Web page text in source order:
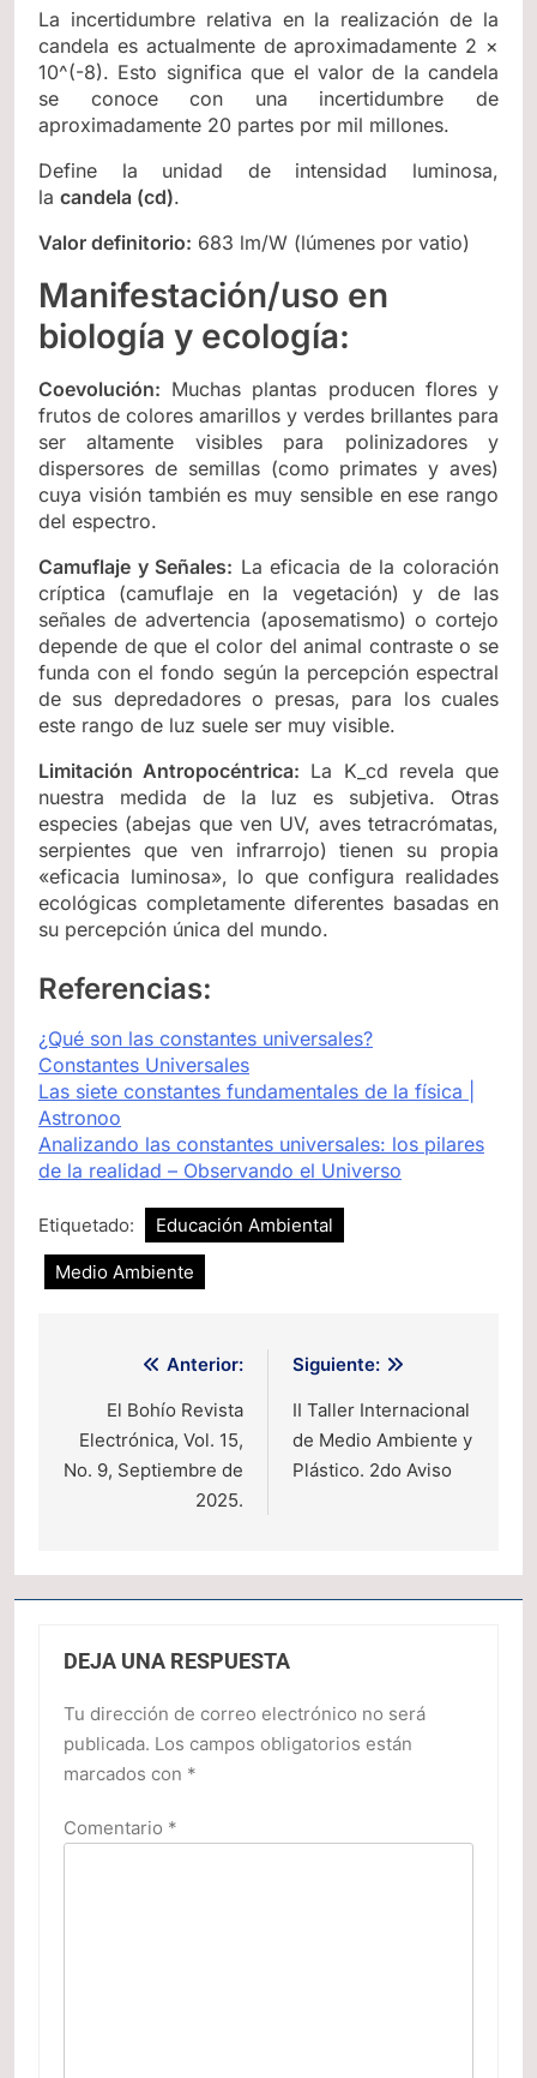
La incertidumbre relativa en la realización de la
candela es actualmente de aproximadamente 2 ×
10^(-8). Esto significa que el valor de la candela
se conoce con una incertidumbre de
aproximadamente 20 partes por mil millones.
Define la unidad de intensidad luminosa,
la candela (cd).
Valor definitorio: 683 lm/W (lúmenes por vatio)
Manifestación/uso en
biología y ecología:
Coevolución: Muchas plantas producen flores y
frutos de colores amarillos y verdes brillantes para
ser altamente visibles para polinizadores y
dispersores de semillas (como primates y aves)
cuya visión también es muy sensible en ese rango
del espectro.
Camuflaje y Señales: La eficacia de la coloración
críptica (camuflaje en la vegetación) y de las
señales de advertencia (aposematismo) o cortejo
depende de que el color del animal contraste o se
funda con el fondo según la percepción espectral
de sus depredadores o presas, para los cuales
este rango de luz suele ser muy visible.
Limitación Antropocéntrica: La K_cd revela que
nuestra medida de la luz es subjetiva. Otras
especies (abejas que ven UV, aves tetracrómatas,
serpientes que ven infrarrojo) tienen su propia
«eficacia luminosa», lo que configura realidades
ecológicas completamente diferentes basadas en
su percepción única del mundo.
Referencias:
¿Qué son las constantes universales?
Constantes Universales
Las siete constantes fundamentales de la física |
Astronoo
Analizando las constantes universales: los pilares
de la realidad – Observando el Universo
Etiquetado: Educación Ambiental
Medio Ambiente
Navegación
entradas
Anterior:
El Bohío Revista
Electrónica, Vol. 15,
No. 9, Septiembre de
2025.
Siguiente:
II Taller Internacional
de Medio Ambiente y
Plástico. 2do Aviso
DEJA UNA RESPUESTA
Tu dirección de correo electrónico no será
publicada. Los campos obligatorios están
marcados con *
Comentario *